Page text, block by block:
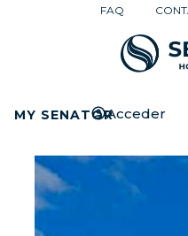
FAQ
MY SENATORAcceder